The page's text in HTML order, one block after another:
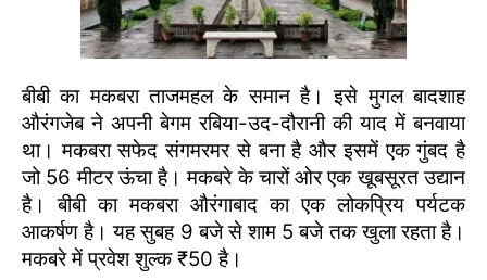
बीबी का मकबरा ताजमहल के समान है। इसे मुगल बादशाह
औरंगजेब ने अपनी बेगम रबिया-उद-दौरानी की याद में बनवाया
था। मकबरा सफेद संगमरमर से बना है और इसमें एक गुंबद है
जो 56 मीटर ऊंचा है। मकबरे के चारों ओर एक खूबसूरत उद्यान
है। बीबी का मकबरा औरंगाबाद का एक लोकप्रिय पर्यटक
आकर्षण है। यह सुबह 9 बजे से शाम 5 बजे तक खुला रहता है।
मकबरे में प्रवेश शुल्क ₹50 है।